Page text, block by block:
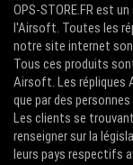
OPS-STORE.FR est
l'Airsoft. Toutes les
notre site internet
Tous ces produits
Airsoft. Les répliques
que par des
Les clients se
renseigner sur la
leurs pays respectifs